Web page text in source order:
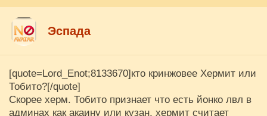
Эспада
[quote=Lord_Enot;8133670]кто кринжовее Хермит или
Тобито?[/quote]
Скорее херм. Тобито признает что есть йонко лвл в
админах как акаину или кузан, хермит считает